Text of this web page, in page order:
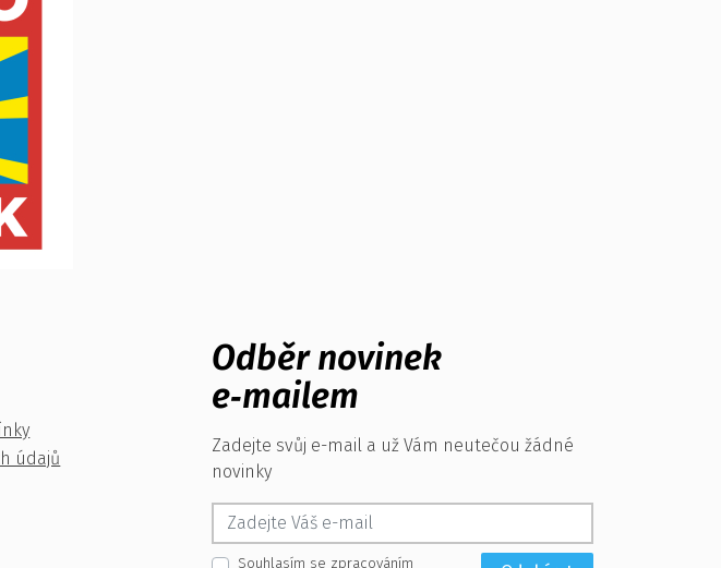
údajů
Odběr novinek
e‑mailem
Zadejte svůj e-mail a už Vám neutečou žádné
novinky
Souhlasím se zpracováním